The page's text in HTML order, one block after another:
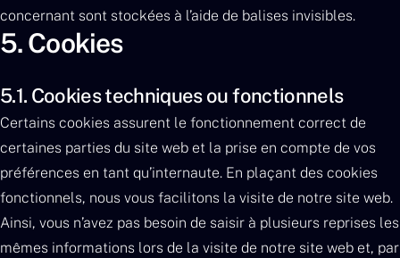
concernant sont stockées à l’aide de balises invisibles.
5. Cookies
5.1. Cookies techniques ou fonctionnels
Certains cookies assurent le fonctionnement correct de
certaines parties du site web et la prise en compte de vos
préférences en tant qu’internaute. En plaçant des cookies
fonctionnels, nous vous facilitons la visite de notre site web.
Ainsi, vous n’avez pas besoin de saisir à plusieurs reprises les
mêmes informations lors de la visite de notre site web et, par